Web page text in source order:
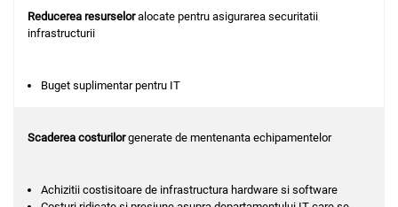
Reducerea resurseloralocate pentru asigurarea securitatii
infrastructurii
Buget suplimentar pentru IT
Scaderea costurilorgenerate de mentenanta echipamentelor
Achizitii costisitoare de infrastructura hardware si software